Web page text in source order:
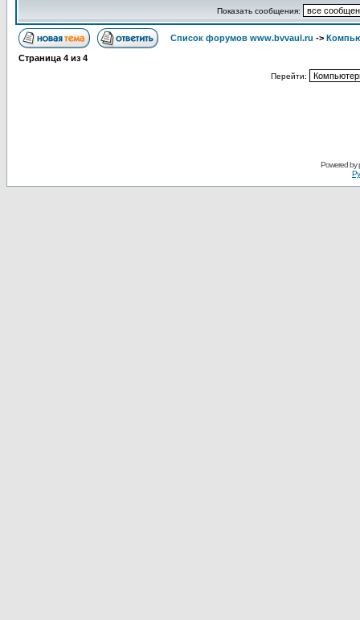
Показать сообщения:
Список форумов www.bvvaul.ru ->
Страница 4 из 4
Перейти:
Powered by